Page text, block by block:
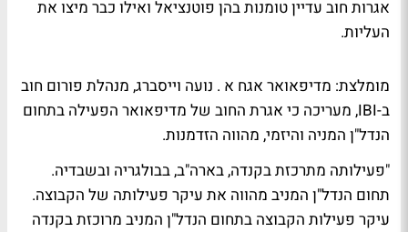
אגרות חוב עדיין טומנות בהן פוטנציאל ואילו כבר מיצו את
העליות.
מומלצת: מדיפאואר אגח א . נועה וייסברג, מנהלת פורום חוב
ב-IBI, מעריכה כי אגרת החוב של מדיפאואר הפעילה בתחום
הנדל"ן המניה והיזמי, מהווה הזדמנות.
"פעילותה מתרכזת בקנדה, בארה"ב, בבולגריה ובשבדיה.
תחום הנדל"ן המניב מהווה את עיקר פעילותה של הקבוצה.
עיקר פעילות הקבוצה בתחום הנדל"ן המניב מרוכזת בקנדה